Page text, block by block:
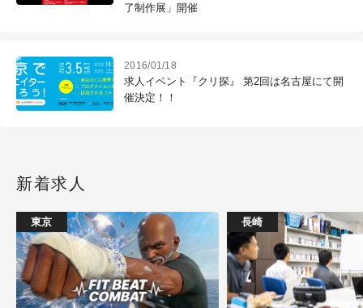
了制作展」開催
2016/01/18
求人イベント『クリ探』 第2回は名古屋にて開
催決定！！
新着求人
東京 長崎